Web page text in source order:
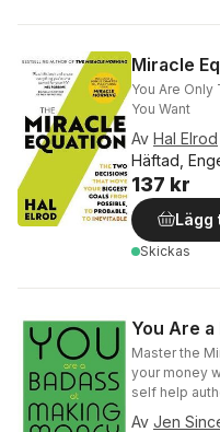
Miracle
You Are
You Want
Av Hal Elrod
Häftad,
137 kr
Lägg
Skickas
You Are
Master the
your money
self help
Av Jen